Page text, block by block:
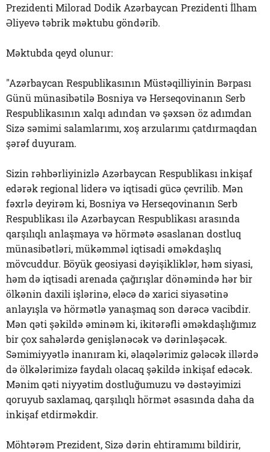
Prezidenti Milorad Dodik Azərbaycan Prezidenti İlham
Əliyevə təbrik məktubu göndərib.
Məktubda qeyd olunur:
"Azərbaycan Respublikasının Müstəqilliyinin Bərpası
Günü münasibətilə Bosniya və Herseqovinanın Serb
Respublikasının xalqı adından və şəxsən öz adımdan
Sizə səmimi salamlarımı, xoş arzularımı çatdırmaqdan
şərəf duyuram.
Sizin rəhbərliyinizlə Azərbaycan Respublikası inkişaf
edərək regional liderə və iqtisadi gücə çevrilib. Mən
fəxrlə deyirəm ki, Bosniya və Herseqovinanın Serb
Respublikası ilə Azərbaycan Respublikası arasında
qarşılıqlı anlaşmaya və hörmətə əsaslanan dostluq
münasibətləri, mükəmməl iqtisadi əməkdaşlıq
mövcuddur. Böyük geosiyasi dəyişikliklər, həm siyasi,
həm də iqtisadi arenada çağırışlar dönəmində hər bir
ölkənin daxili işlərinə, eləcə də xarici siyasətinə
anlayışla və hörmətlə yanaşmaq son dərəcə vacibdir.
Mən qəti şəkildə əminəm ki, ikitərəfli əməkdaşlığımız
bir çox sahələrdə genişlənəcək və dərinləşəcək.
Səmimiyyətlə inanıram ki, əlaqələrimiz gələcək illərdə
də ölkələrimizə faydalı olacaq şəkildə inkişaf edəcək.
Mənim qəti niyyətim dostluğumuzu və dəstəyimizi
qoruyub saxlamaq, qarşılıqlı hörmət əsasında daha da
inkişaf etdirməkdir.
Möhtərəm Prezident, Sizə dərin ehtiramımı bildirir,